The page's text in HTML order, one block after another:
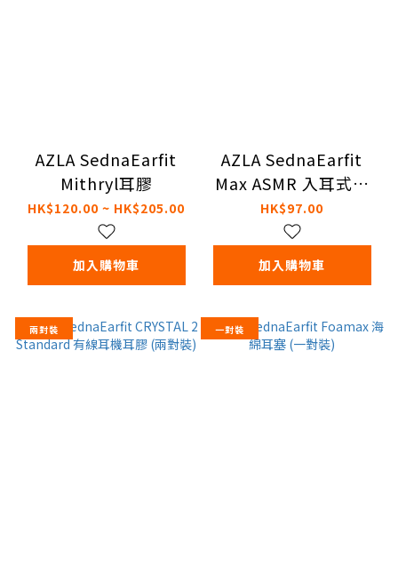
AZLA SednaEarfit
Mithryl耳膠
HK$120.00 ~ HK$205.00
加入購物車
AZLA SednaEarfit
Max ASMR 入耳式耳
膠 (一對裝)
HK$97.00
加入購物車
兩對裝 一對裝